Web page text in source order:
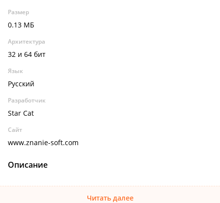
Размер
0.13 МБ
Архитектура
32 и 64 бит
Язык
Русский
Разработчик
Star Cat
Сайт
www.znanie-soft.com
Описание
Читать далее